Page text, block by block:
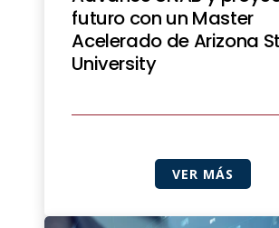
futuro con un Master
Acelerado de Arizona
University
VER MÁS